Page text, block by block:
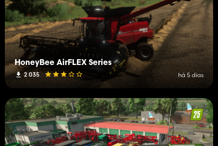
HoneyBee AirFLEX Series
2 035 há 5 dias